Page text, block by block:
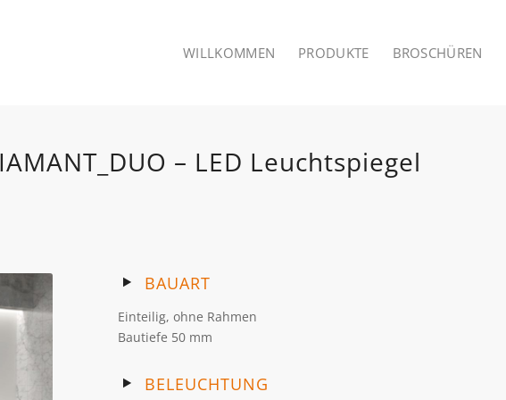
WILLKOMMEN PRODUKTE BROSCHÜREN
– LED Leuchtspiegel
BAUART
Einteilig, ohne Rahmen
Bautiefe 50 mm
BELEUCHTUNG